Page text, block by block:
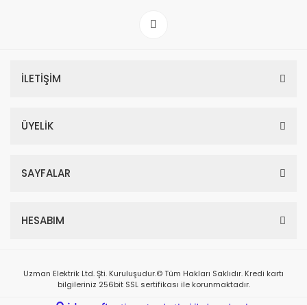
İLETİŞİM
ÜYELİK
SAYFALAR
HESABIM
Uzman Elektrik Ltd. Şti. Kuruluşudur.© Tüm Hakları Saklıdır. Kredi kartı
bilgileriniz 256bit SSL sertifikası ile korunmaktadır.